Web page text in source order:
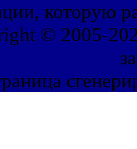
которую
© 2005-